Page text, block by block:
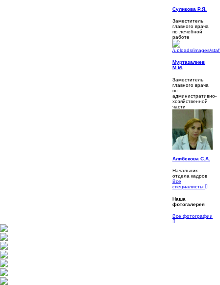
Суликова Р.Я.
Заместитель
главного врача
по лечебной
работе
Муртазалиев
М.М.
Заместитель
главного врача
по
административно-
хозяйственной
части
Алибекова С.А.
Начальник
отдела кадров
Все
специалисты
Наша
фотогалерея
Все фотографии